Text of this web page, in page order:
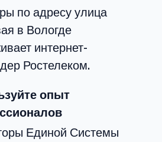
по адресу улица
в Вологде
интернет-
Ростелеком.
опыт
Единой Системы